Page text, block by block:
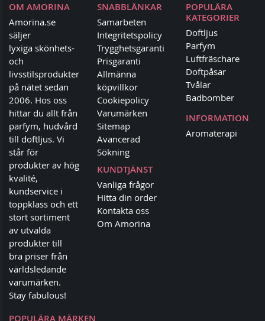
OM AMORINA
Amorina.se
säljer
lyxiga skönhets-
och
livsstilsprodukter
på nätet sedan
2006. Hos oss
hittar du allt från
parfym, hudvård
till doftljus. Vi
står för
produkter av hög
kvalité,
kundservice i
toppklass och ett
stort sortiment
av utvalda
produkter till
bra priser från
världsledande
varumärken.
Stay fabulous!
SNABBLÄNKAR
Samarbeten
Integritetspolicy
Trygghetsgaranti
Prisgaranti
Allmänna
köpvillkor
Cookiepolicy
Varumärken
Sitemap
Avancerad
Sökning
KUNDTJÄNST
Vanliga frågor
Hitta din order
Kontakta oss
Om Amorina
POPULÄRA
KATEGORIER
Doftljus
Parfym
Luftfräschare
Doftpåsar
Tvålar
Badbomber
INFORMATION
Aromaterapi
POPULÄRA MÄRKEN